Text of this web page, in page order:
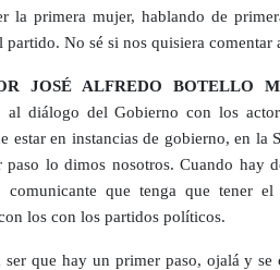
la primera mujer, hablando de
partido. No sé si nos quisiera comentar
JOSÉ ALFREDO BOTELLO
al diálogo del Gobierno con los
estar en instancias de gobierno, en la
paso lo dimos nosotros. Cuando hay
comunicante que tenga que tener
los con los partidos políticos.
ser que hay un primer paso, ojalá y